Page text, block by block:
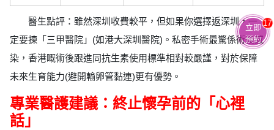
醫生點評：雖然深圳收費較平，但如果你選擇返深圳，一
定要揀「三甲醫院」(如港大深圳醫院)。私密手術最驚係術後感
染，香港嘅術後跟進同抗生素使用標準相對較嚴謹，對於保障
未來生育能力(避開輸卵管黏連)更有優勢。
專業醫護建議：終止懷孕前的「心裡
話」
立即
預約
17